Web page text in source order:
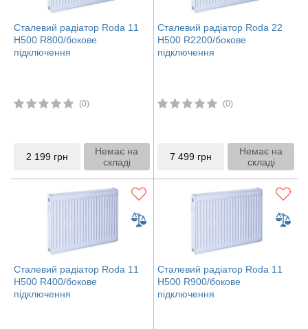
Сталевий радіатор Roda 11
H500 R800/бокове
підключення
(0)
2 199 грн
Немає на
складі
Сталевий радіатор Roda 22
H500 R2200/бокове
підключення
(0)
7 499 грн
Немає на
складі
Сталевий радіатор Roda 11
H500 R400/бокове
підключення
Сталевий радіатор Roda 11
H500 R900/бокове
підключення